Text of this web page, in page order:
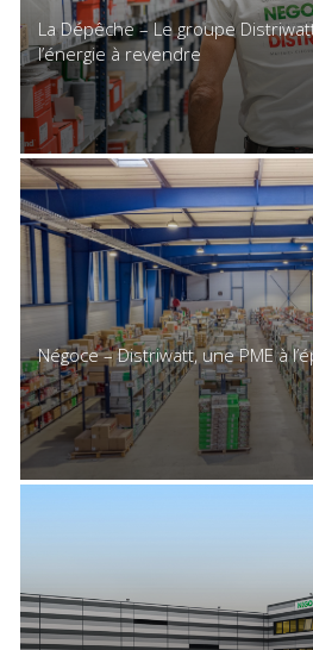
La Dépêche – Le groupe
l’énergie à revendre
Négoce – Distriwatt, une PME à